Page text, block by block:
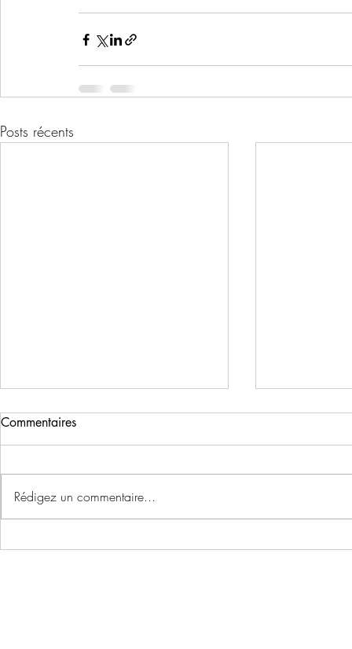
Posts récents
Commentaires
Rédigez un commentaire...